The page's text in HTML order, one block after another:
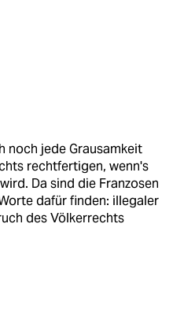
noch jede Grausamkeit
rechtfertigen, wenn's
Da sind die Franzosen
dafür finden: illegaler
des Völkerrechts